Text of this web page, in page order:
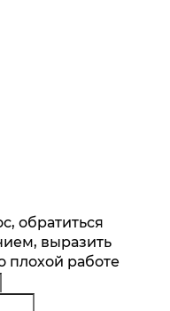
0,75 л.
шт.
обратиться
выразить
плохой работе